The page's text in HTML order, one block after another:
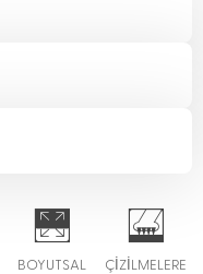
BOYUTSAL
ÇİZİLMELERE